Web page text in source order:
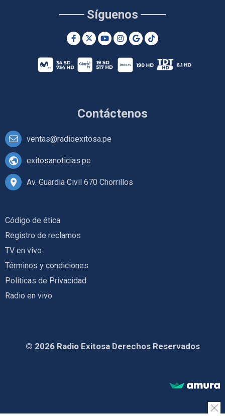
Contáctenos
ventas@radioexitosa.pe
exitosanoticias.pe
Av. Guardia Civil 670 Chorrillos
Síguenos
Código de ética
Registro de reclamos
TV en vivo
Términos y condiciones
Políticas de Privacidad
Radio en vivo
© 2026 Radio Exitosa Derechos Reservados